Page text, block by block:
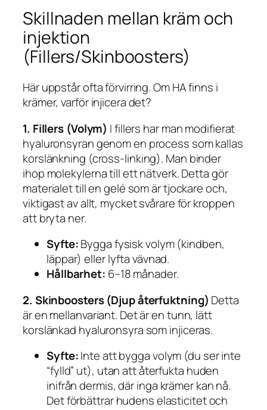
Skillnaden mellan kräm och
injektion
(Fillers/Skinboosters)
Här uppstår ofta förvirring. Om HA finns i
krämer, varför injicera det?
1. Fillers (Volym) I fillers har man modifierat
hyaluronsyran genom en process som kallas
korslänkning (cross-linking). Man binder
ihop molekylerna till ett nätverk. Detta gör
materialet till en gelé som är tjockare och,
viktigast av allt, mycket svårare för kroppen
att bryta ner.
Syfte:Bygga fysisk volym (kindben,
läppar) eller lyfta vävnad.
Hållbarhet: 6–18 månader.
2. Skinboosters (Djup återfuktning) Detta
är en mellanvariant. Det är en tunn, lätt
korslänkad hyaluronsyra som injiceras.
Syfte:Inte att bygga volym (du ser inte
“fylld” ut), utan att återfukta huden
inifråndermis, där inga krämer kan nå.
Det förbättrar hudens elasticitet och